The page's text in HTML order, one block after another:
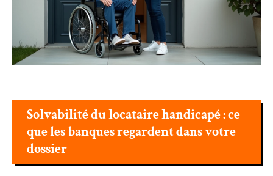
Solvabilité du locataire handicapé : ce
que les banques regardent dans votre
dossier